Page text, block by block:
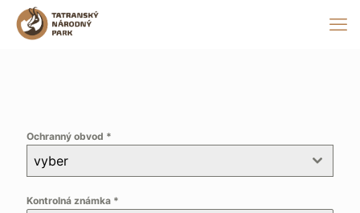
Ochranný obvod *
vyber
Kontrolná známka *